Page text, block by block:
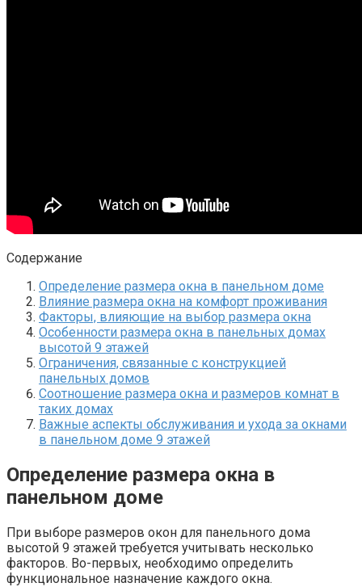
Содержание
Определение размера окна в панельном доме
Влияние размера окна на комфорт проживания
Факторы, влияющие на выбор размера окна
Особенности размера окна в панельных домах
высотой 9 этажей
Ограничения, связанные с конструкцией
панельных домов
Соотношение размера окна и размеров комнат в
таких домах
Важные аспекты обслуживания и ухода за окнами
в панельном доме 9 этажей
Определение размера окна в
панельном доме
При выборе размеров окон для панельного дома
высотой 9 этажей требуется учитывать несколько
факторов.​ Во-первых, необходимо определить
функциональное назначение каждого окна.​